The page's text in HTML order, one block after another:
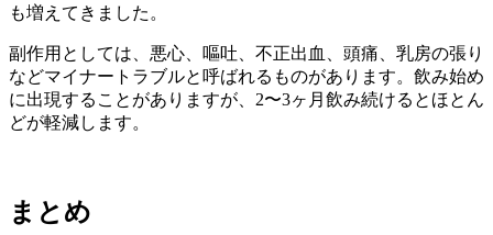
も増えてきました。
副作用としては、悪心、嘔吐、不正出血、頭痛、乳房の張り
などマイナートラブルと呼ばれるものがあります。飲み始め
に出現することがありますが、2〜3ヶ月飲み続けるとほとん
どが軽減します。
まとめ